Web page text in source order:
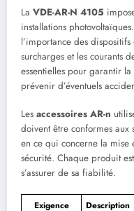
La VDE-AR-N 4105
installations
l’importance des
surcharges et les courants
essentielles pour garantir
prévenir d’éventuels
Les accessoires AR-n
doivent être conformes
en ce qui concerne la mise
sécurité. Chaque produit
s’assurer de sa fiabilité.
Exigence Description